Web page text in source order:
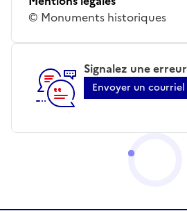
© Monuments historiques
Signalez une erreur
Envoyer un courriel